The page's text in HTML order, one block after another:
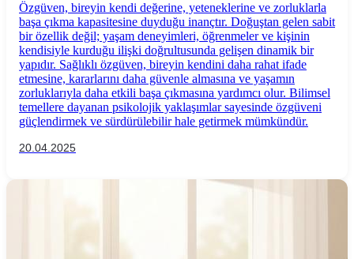
Özgüven, bireyin kendi değerine, yeteneklerine ve zorluklarla
başa çıkma kapasitesine duyduğu inançtır. Doğuştan gelen sabit
bir özellik değil; yaşam deneyimleri, öğrenmeler ve kişinin
kendisiyle kurduğu ilişki doğrultusunda gelişen dinamik bir
yapıdır. Sağlıklı özgüven, bireyin kendini daha rahat ifade
etmesine, kararlarını daha güvenle almasına ve yaşamın
zorluklarıyla daha etkili başa çıkmasına yardımcı olur. Bilimsel
temellere dayanan psikolojik yaklaşımlar sayesinde özgüveni
güçlendirmek ve sürdürülebilir hale getirmek mümkündür.
20.04.2025